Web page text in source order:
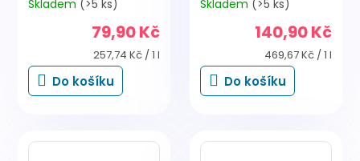
Skladem (>5 ks)
79,90 Kč
Měrná
cena:
257,74 Kč / 1 l
Do košíku
Skladem (>5 ks)
140,90 Kč
Měrná
cena:
469,67 Kč / 1 l
Do košíku